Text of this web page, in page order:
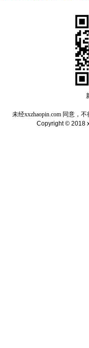
未经xxzhaopin.com 同意，
Copyright © 2018